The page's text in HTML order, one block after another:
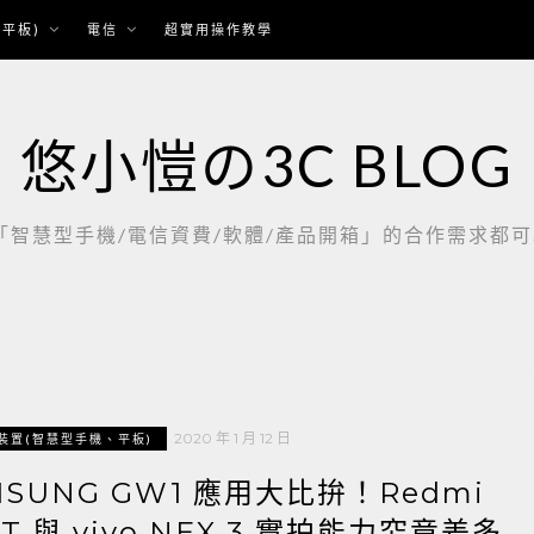
板) 電信 超實用操作教學
悠小愷の3C BLOG
智慧型手機/電信資費/軟體/產品開箱」的合作需求都
置(智慧型手機、平板) 2020 年 1 月 12 日
GW1 應用大比拚！Redmi